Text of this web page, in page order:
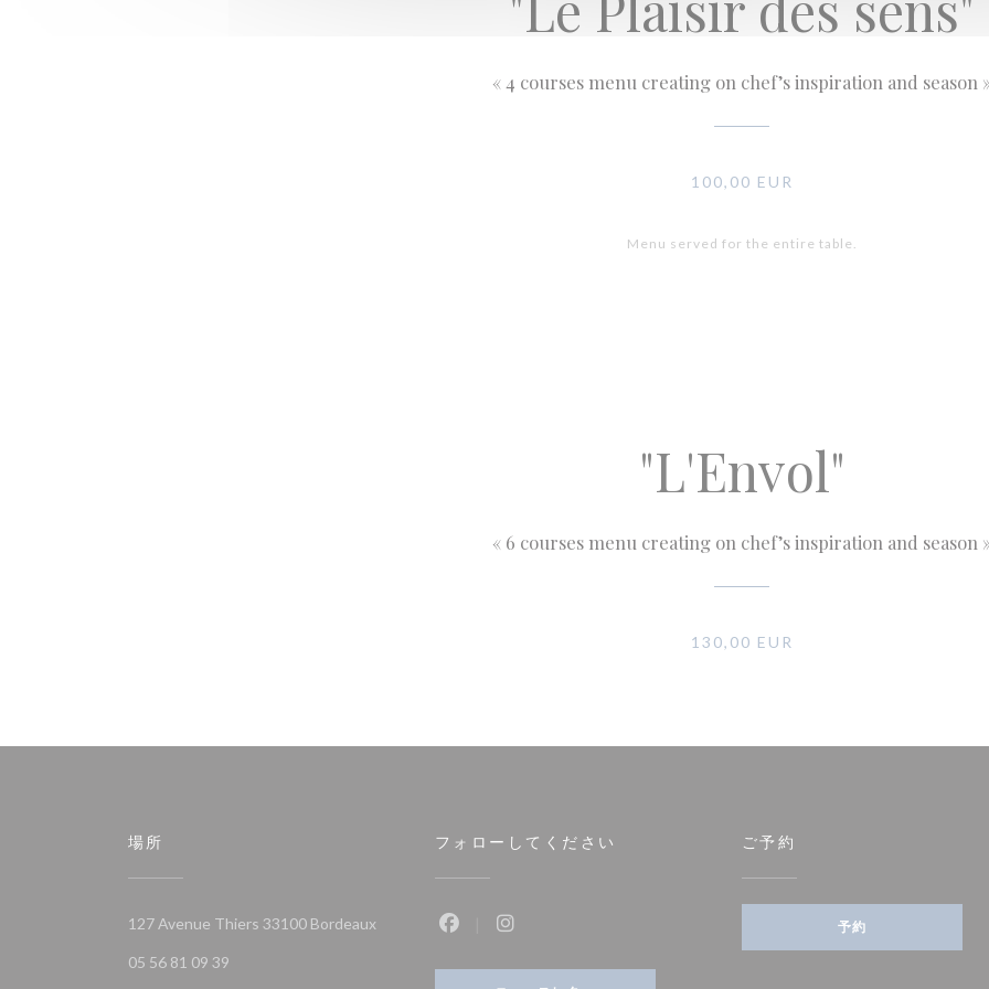
« 4 courses menu creating on chef’s inspiration and season
100,00 EUR
Menu served for the entire table.
"L'Envol"
« 6 courses menu creating on chef’s inspiration and season
130,00 EUR
場所
127 Avenue Thiers 33100 Bordeaux((新しいウィンドウで開きます))
05 56 81 09 39
フォローしてください
Instagram ((新しいウィンドウで開きます))
ご予約
予約